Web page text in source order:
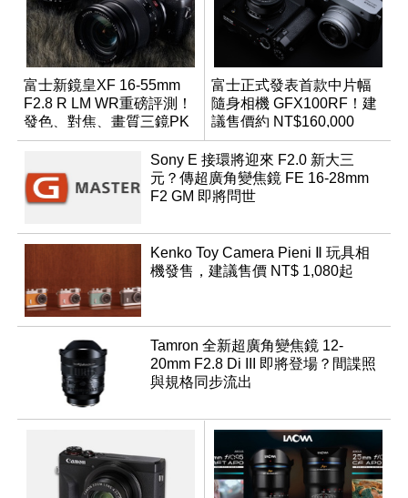
富士新鏡皇XF 16-55mm
F2.8 R LM WR重磅評測！
發色、對焦、畫質三鏡PK
大亂鬥！
富士正式發表首款中片幅
隨身相機 GFX100RF！建
議售價約 NT$160,000
Sony E 接環將迎來 F2.0 新大三
元？傳超廣角變焦鏡 FE 16-28mm
F2 GM 即將問世
Kenko Toy Camera Pieni Ⅱ 玩具相
機發售，建議售價 NT$ 1,080起
Tamron 全新超廣角變焦鏡 12-
20mm F2.8 Di III 即將登場？間諜照
與規格同步流出